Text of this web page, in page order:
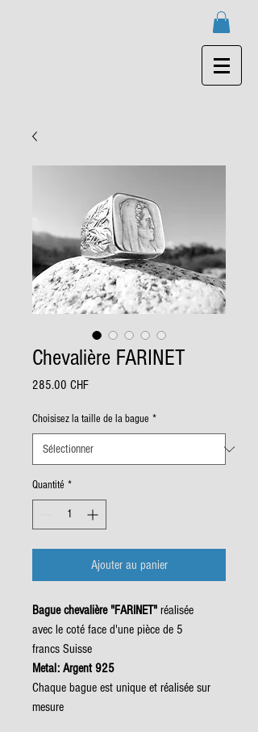
Chevalière FARINET
285.00 CHFPrix
Choisisez la taille de la bague *
Quantité *
Ajouter au panier
Bague chevalière "FARINET" réalisée
avec le coté face d'une pièce de 5
francs Suisse
Metal: Argent 925
Chaque bague est unique et réalisée sur
mesure